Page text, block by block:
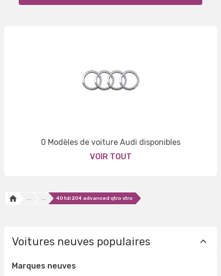
0 Modèles de voiture Audi disponibles
VOIR TOUT
... ... 40 tdi 204 advanced qtro stro
Voitures neuves populaires
Marques neuves